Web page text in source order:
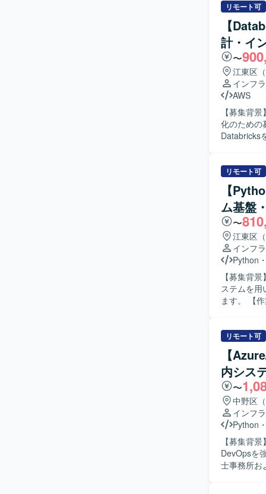
リモート可
【
計・イ
〜
江東区
インフ
AWS
【募集背
化のための募集になります。 【作業
Databricks
けた支援
Terraform等
関係部署
めていただける方を求め
ータ処理基
きます。
盤エンジニアと
Terraform
リモート可
【
ム基盤
〜
江東区
インフ
Python
【募集背
ステムを用
ます。 【作業内容】 これまでDatabricksで実施してきたPoCの結果を踏まえ、テストベッド環
行います
ンの設計
す。 【求める人物像】 自身の取り組み内容をドキュメントとして整理し、JiraやConfluenceな
どのツール
グにおいて
がら進め
い出し、主体
手自動車
きます。
テクチャ設
ト化や議論
リモート可
【
内シス
〜
中野区
インフ
Python
【募集背
DevOpsを強化す
士事務所お